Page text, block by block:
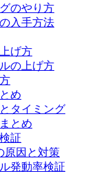
のやり方
入手方法
げ方
の上げ方
め
タイミング
とめ
証
原因と対策
発動率検証